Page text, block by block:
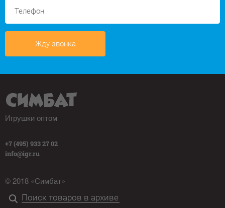
Жду звонка
Игрушки оптом
+7 (495) 933 27 02
info@igr.ru
© 2018 «Симбат»